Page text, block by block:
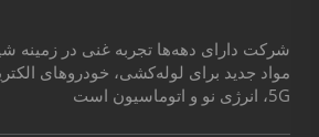
شرکت دارای دهه‌ها تجربه غنی در زمینه
5G، انرژی نو و اتوماسیون است